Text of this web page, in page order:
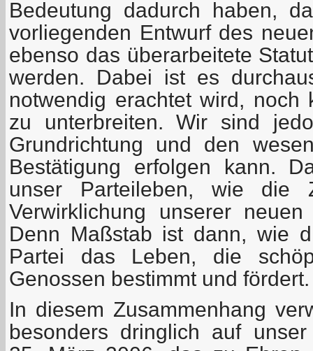
Bedeutung dadurch haben,
vorliegenden Entwurf des
ebenso das überarbeitete
werden. Dabei ist es
notwendig erachtet wird, noch
zu unterbreiten. Wir sind
Grundrichtung und den
Bestätigung erfolgen kann.
unser Parteileben, wie die
Verwirklichung unserer
Denn Maßstab ist dann, wie
Partei das Leben, die
Genossen bestimmt und fördert.
In diesem Zusammenhang
besonders dringlich auf